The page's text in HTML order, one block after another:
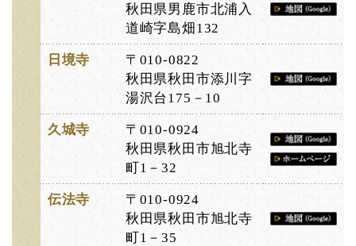
秋田県男鹿市北浦入
道崎字島畑132
日境寺
〒010-0822
秋田県秋田市添川字
湯沢台175－10
久城寺
〒010-0924
秋田県秋田市旭北寺
町1－32
伝法寺
〒010-0924
秋田県秋田市旭北寺
町1－35